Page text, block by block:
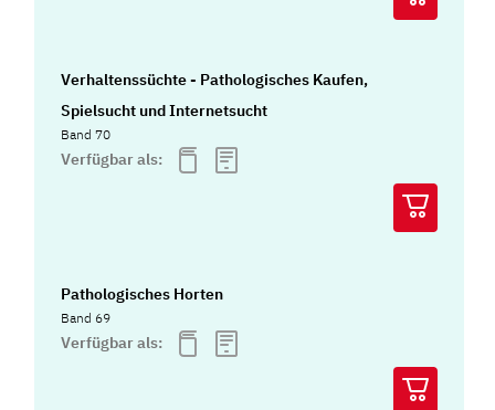
Verhaltenssüchte - Pathologisches Kaufen,
Spielsucht und Internetsucht
Band 70
Verfügbar als:
Pathologisches Horten
Band 69
Verfügbar als: